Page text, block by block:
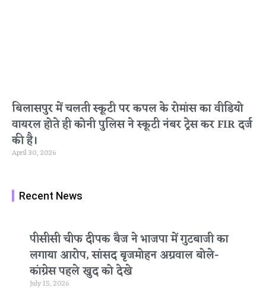
बिलासपुर में चलती स्कूटी पर कपल के रोमांस का वीडियो
वायरल होते ही कोनी पुलिस ने स्कूटी नंबर ट्रेस कर FIR दर्ज
की है।
April 30, 2026
Recent News
पीसीसी चीफ दीपक बैज ने भाजपा में गुटबाजी का
लगाया आरोप, सांसद बृजमोहन अग्रवाल बोले-
कांग्रेस पहले खुद को देखे
July 15, 2026